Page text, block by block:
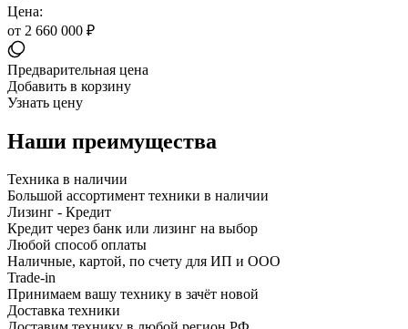
Цена:
от 2 660 000 ₽
Предварительная цена
Добавить в корзину
Узнать цену
Наши преимущества
Техника в наличии
Большой ассортимент техники в наличии
Лизинг - Кредит
Кредит через банк или лизинг на выбор
Любой способ оплаты
Наличные, картой, по счету для ИП и ООО
Trade-in
Принимаем вашу технику в зачёт новой
Доставка техники